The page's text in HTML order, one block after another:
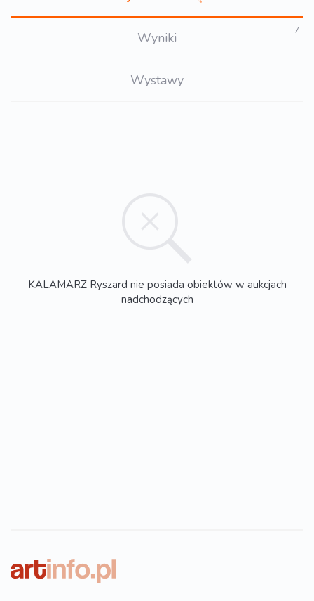
Wyniki 7
Wystawy
KALAMARZ Ryszard nie posiada obiektów w aukcjach
nadchodzących